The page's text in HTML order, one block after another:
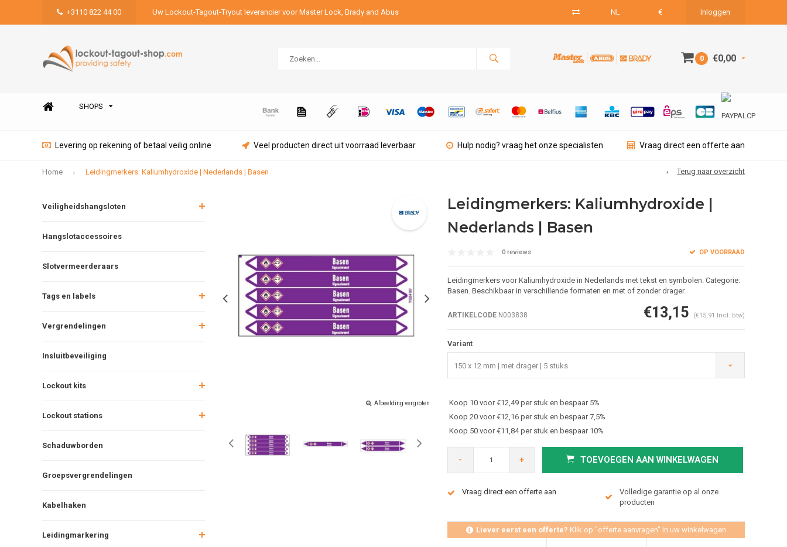
+3110 822 44 00 Uw Lockout-Tagout-Tryout leverancier voor Master Lock, Brady and Abus NL € Inloggen
0 €0,00
SHOPS
Levering op rekening of betaal veilig online Veel producten direct uit voorraad leverbaar Hulp nodig? vraag het onze specialisten Vraag direct een offerte aan
Home Leidingmerkers: Kaliumhydroxide | Nederlands | Basen Terug naar overzicht
Veiligheidshangsloten
Hangslotaccessoires
Slotvermeerderaars
Tags en labels
Vergrendelingen
Insluitbeveiliging
Lockout kits
Lockout stations
Schaduwborden
Groepsvergrendelingen
Kabelhaken
Leidingmarkering
Afbeelding vergroten Afbeelding vergroten
Leidingmerkers: Kaliumhydroxide |
Nederlands | Basen
0 reviews OP VOORRAAD
Leidingmerkers voor Kaliumhydroxide in Nederlands met tekst en symbolen. Categorie:
Basen. Beschikbaar in verschillende formaten en met of zonder drager.
ARTIKELCODEN003838 €13,15 (€15,91 Incl. btw)
Variant
150 x 12 mm | met drager | 5 stuks
Koop 10 voor €12,49 per stuk en bespaar 5%
Koop 20 voor €12,16 per stuk en bespaar 7,5%
Koop 50 voor €11,84 per stuk en bespaar 10%
- + TOEVOEGEN AAN WINKELWAGEN
Vraag direct een offerte aan
Volledige garantie op al onze
producten
Liever eerst een offerte? Klik op "offerte aanvragen" in uw winkelwagen